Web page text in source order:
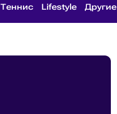
Теннис Lifestyle Другие